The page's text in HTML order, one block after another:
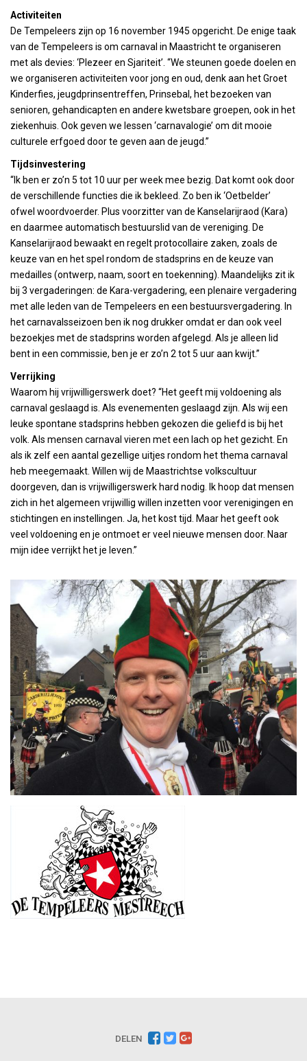
Activiteiten
De Tempeleers zijn op 16 november 1945 opgericht. De enige taak
van de Tempeleers is om carnaval in Maastricht te organiseren
met als devies: ‘Plezeer en Sjariteit’. “We steunen goede doelen en
we organiseren activiteiten voor jong en oud, denk aan het Groet
Kinderfies, jeugdprinsentreffen, Prinsebal, het bezoeken van
senioren, gehandicapten en andere kwetsbare groepen, ook in het
ziekenhuis. Ook geven we lessen ‘carnavalogie’ om dit mooie
culturele erfgoed door te geven aan de jeugd.”
Tijdsinvestering
“Ik ben er zo’n 5 tot 10 uur per week mee bezig. Dat komt ook door
de verschillende functies die ik bekleed. Zo ben ik ‘Oetbelder’
ofwel woordvoerder. Plus voorzitter van de Kanselarijraod (Kara)
en daarmee automatisch bestuurslid van de vereniging. De
Kanselarijraod bewaakt en regelt protocollaire zaken, zoals de
keuze van en het spel rondom de stadsprins en de keuze van
medailles (ontwerp, naam, soort en toekenning). Maandelijks zit ik
bij 3 vergaderingen: de Kara-vergadering, een plenaire vergadering
met alle leden van de Tempeleers en een bestuursvergadering. In
het carnavalsseizoen ben ik nog drukker omdat er dan ook veel
bezoekjes met de stadsprins worden afgelegd. Als je alleen lid
bent in een commissie, ben je er zo’n 2 tot 5 uur aan kwijt.”
Verrijking
Waarom hij vrijwilligerswerk doet? “Het geeft mij voldoening als
carnaval geslaagd is. Als evenementen geslaagd zijn. Als wij een
leuke spontane stadsprins hebben gekozen die geliefd is bij het
volk. Als mensen carnaval vieren met een lach op het gezicht. En
als ik zelf een aantal gezellige uitjes rondom het thema carnaval
heb meegemaakt. Willen wij de Maastrichtse volkscultuur
doorgeven, dan is vrijwilligerswerk hard nodig. Ik hoop dat mensen
zich in het algemeen vrijwillig willen inzetten voor verenigingen en
stichtingen en instellingen. Ja, het kost tijd. Maar het geeft ook
veel voldoening en je ontmoet er veel nieuwe mensen door. Naar
mijn idee verrijkt het je leven.”
DELEN